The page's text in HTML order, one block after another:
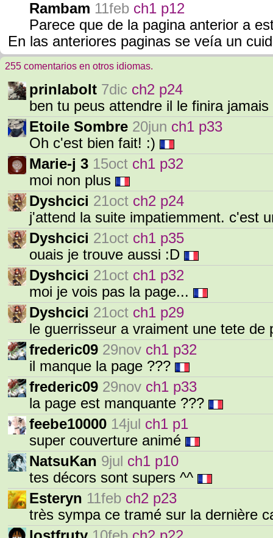
Rambam 11feb ch1 p12
Parece que de la pagina anterior a
En las anteriores paginas se veía un
255 comentarios en otros idiomas.
prinlabolt 7dic ch2 p24
ben tu peus attendre il le finira jamais
Etoile Sombre 20jun ch1 p33
Oh c'est bien fait! :)
Marie-j 3 15oct ch1 p32
moi non plus
Dyshcici 21oct ch2 p24
j'attend la suite impatiemment. c'est
Dyshcici 21oct ch1 p35
ouais je trouve aussi :D
Dyshcici 21oct ch1 p32
moi je vois pas la page...
Dyshcici 21oct ch1 p29
le guerrisseur a vraiment une tete de
frederic09 29nov ch1 p32
il manque la page ???
frederic09 29nov ch1 p33
la page est manquante ???
feebe10000 14jul ch1 p1
super couverture animé
NatsuKan 9jul ch1 p10
tes décors sont supers ^^
Esteryn 11feb ch2 p23
très sympa ce tramé sur la dernière